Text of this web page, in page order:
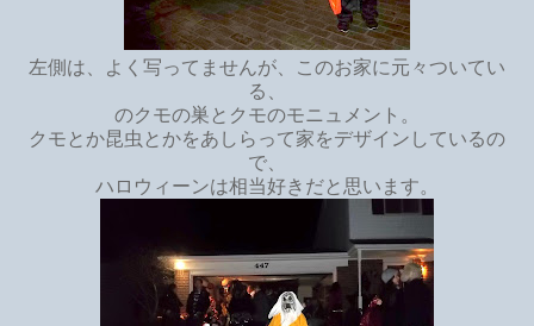
左側は、よく写ってませんが、このお家に元々ついてい
る、
のクモの巣とクモのモニュメント。
クモとか昆虫とかをあしらって家をデザインしているの
で、
ハロウィーンは相当好きだと思います。